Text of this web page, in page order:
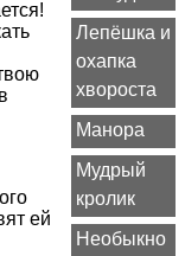
Лепёшка и
охапка
хвороста
Манора
Мудрый
кролик
Необыкно
ей